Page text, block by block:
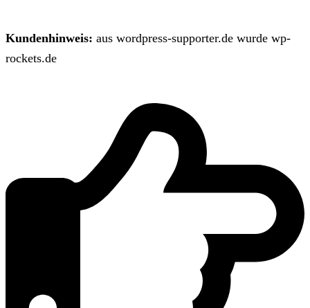
Kundenhinweis: aus wordpress-supporter.de wurde wp-
rockets.de